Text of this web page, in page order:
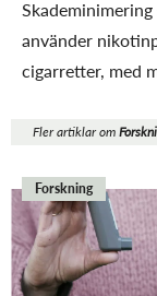
använder
cigarretter, med
Fler artiklar om
Forskning